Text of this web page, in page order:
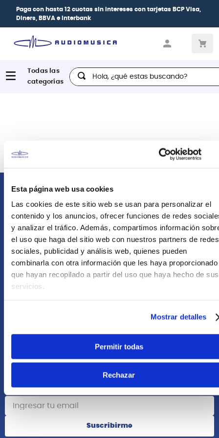
Esta página web usa cookies
Las cookies de este sitio web se usan para personalizar el
contenido y los anuncios, ofrecer funciones de redes
y analizar el tráfico. Además, compartimos información
el uso que haga del sitio web con nuestros partners de redes
sociales, publicidad y análisis web, quienes pueden
combinarla con otra información que les haya proporcionado
que hayan recopilado a partir del uso que haya hecho de sus
servicios.
Mostrar detalles
Permitir todas
Rechazar
Paga con hasta 12 cuotas sin intereses con tarjetas BCP Visa,
Diners, BBVA e Interbank
Hola, ¿qué estas buscando?
Atención Postventa
+51 958418476
+51 977624112
Acerca de Nosotros
Suscribete
Suscribirme